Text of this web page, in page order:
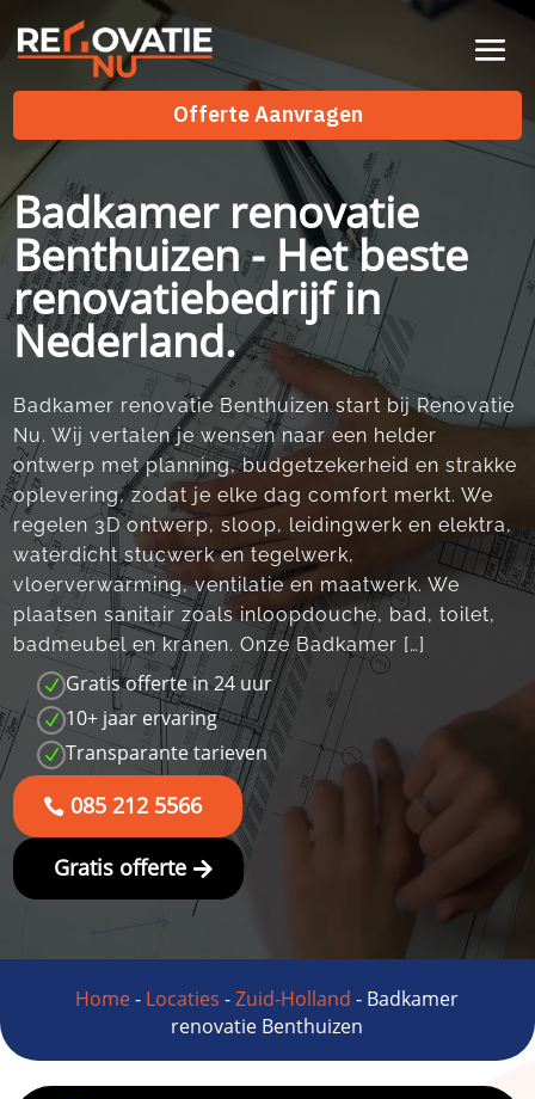
Offerte Aanvragen
Badkamer renovatie
Benthuizen - Het beste
renovatiebedrijf in
Nederland.
Badkamer renovatie Benthuizen start bij Renovatie
Nu.​ Wij vertalen je wensen naar een helder
ontwerp met planning, budgetzekerheid en strakke
oplevering, zodat je elke dag comfort merkt.​ We
regelen 3D ontwerp, sloop, leidingwerk en elektra,
waterdicht stucwerk en tegelwerk,
vloerverwarming, ventilatie en maatwerk.​ We
plaatsen sanitair zoals inloopdouche, bad, toilet,
badmeubel en kranen.​ Onze Badkamer […]
N Gratis offerte in 24 uur
N 10+ jaar ervaring
N Transparante tarieven
085 212 5566
Gratis offerte
Home- Locaties -Zuid-Holland - Badkamer
renovatie Benthuizen